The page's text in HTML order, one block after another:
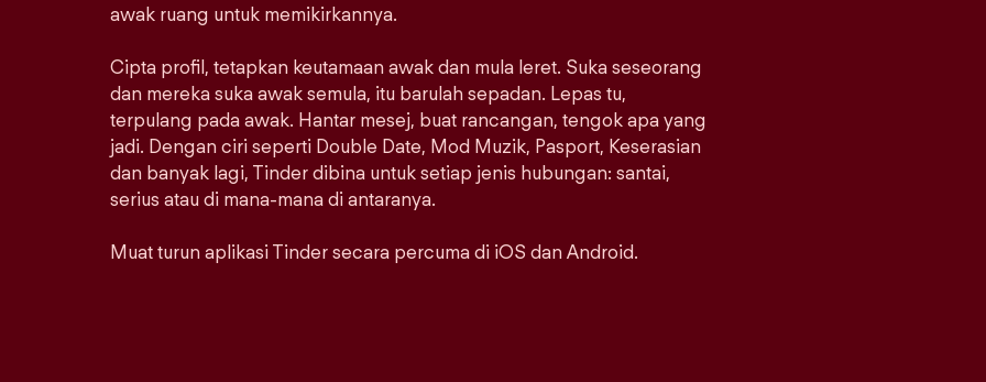
awak ruang untuk memikirkannya.
Cipta profil, tetapkan keutamaan awak dan mula leret. Suka seseorang
dan mereka suka awak semula, itu barulah sepadan. Lepas tu,
terpulang pada awak. Hantar mesej, buat rancangan, tengok apa yang
jadi. Dengan ciri seperti Double Date, Mod Muzik, Pasport, Keserasian
dan banyak lagi, Tinder dibina untuk setiap jenis hubungan: santai,
serius atau di mana-mana di antaranya.
Muat turun aplikasi Tinder secara percuma di iOS dan Android.